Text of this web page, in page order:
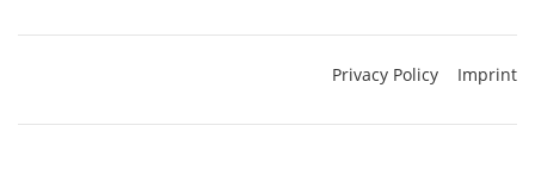
Privacy Policy Imprint